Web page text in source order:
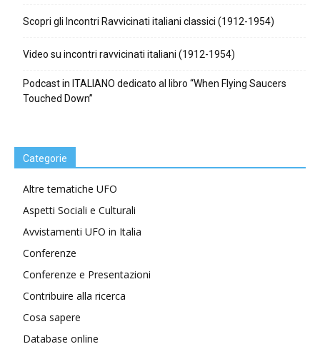
Scopri gli Incontri Ravvicinati italiani classici (1912-1954)
Video su incontri ravvicinati italiani (1912-1954)
Podcast in ITALIANO dedicato al libro “When Flying Saucers
Touched Down”
Categorie
Altre tematiche UFO
Aspetti Sociali e Culturali
Avvistamenti UFO in Italia
Conferenze
Conferenze e Presentazioni
Contribuire alla ricerca
Cosa sapere
Database online